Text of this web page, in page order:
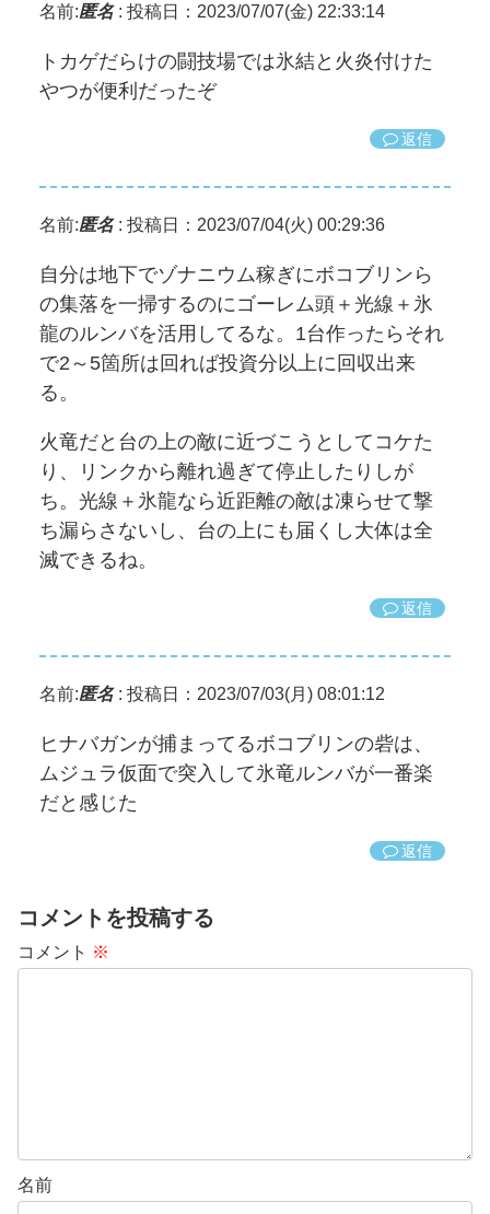
名前:匿名: 投稿日：2023/07/07(金) 22:33:14
トカゲだらけの闘技場では氷結と火炎付けた
やつが便利だったぞ
返信
名前:匿名: 投稿日：2023/07/04(火) 00:29:36
自分は地下でゾナニウム稼ぎにボコブリンら
の集落を一掃するのにゴーレム頭＋光線＋氷
龍のルンバを活用してるな。1台作ったらそれ
で2～5箇所は回れば投資分以上に回収出来
る。
火竜だと台の上の敵に近づこうとしてコケた
り、リンクから離れ過ぎて停止したりしが
ち。光線＋氷龍なら近距離の敵は凍らせて撃
ち漏らさないし、台の上にも届くし大体は全
滅できるね。
返信
名前:匿名: 投稿日：2023/07/03(月) 08:01:12
ヒナバガンが捕まってるボコブリンの砦は、
ムジュラ仮面で突入して氷竜ルンバが一番楽
だと感じた
返信
コメントを投稿する
コメント ※
名前